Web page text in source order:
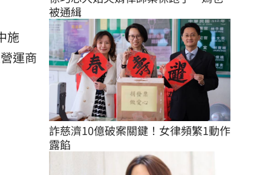
施
運商
被通緝
詐慈濟10億破案關鍵！女律頻繁1動作
露餡